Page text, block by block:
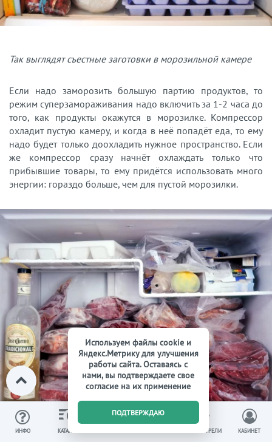
Так выглядят съестные заготовки в морозильной камере
Если надо заморозить большую партию продуктов, то
режим суперзамораживания надо включить за 1-2 часа до
того, как продукты окажутся в морозилке. Компрессор
охладит пустую камеру, и когда в неё попадёт еда, то ему
надо будет только доохладить нужное пространство. Если
же компрессор сразу начнёт охлаждать только что
прибывшие товары, то ему придётся использовать много
энергии: гораздо больше, чем для пустой морозилки.
ИНФО КАТАЛОГ
0
ВЫ СМОТРЕЛИ КАБИНЕТ
Используем файлы cookie и
Яндекс.Метрику для улучшения
работы сайта. Оставаясь с
нами, вы подтверждаете свое
согласие на их применение
ПОДТВЕРЖДАЮ